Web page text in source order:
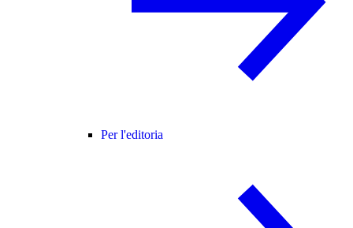
Per l'editoria